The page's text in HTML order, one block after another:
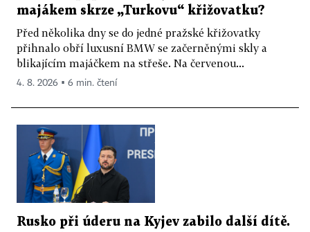
majákem skrze „Turkovu“ křižovatku?
Před několika dny se do jedné pražské křižovatky
přihnalo obří luxusní BMW se začerněnými skly a
blikajícím majáčkem na střeše. Na červenou...
4. 8. 2026 ▪ 6 min. čtení
Rusko při úderu na Kyjev zabilo další dítě.